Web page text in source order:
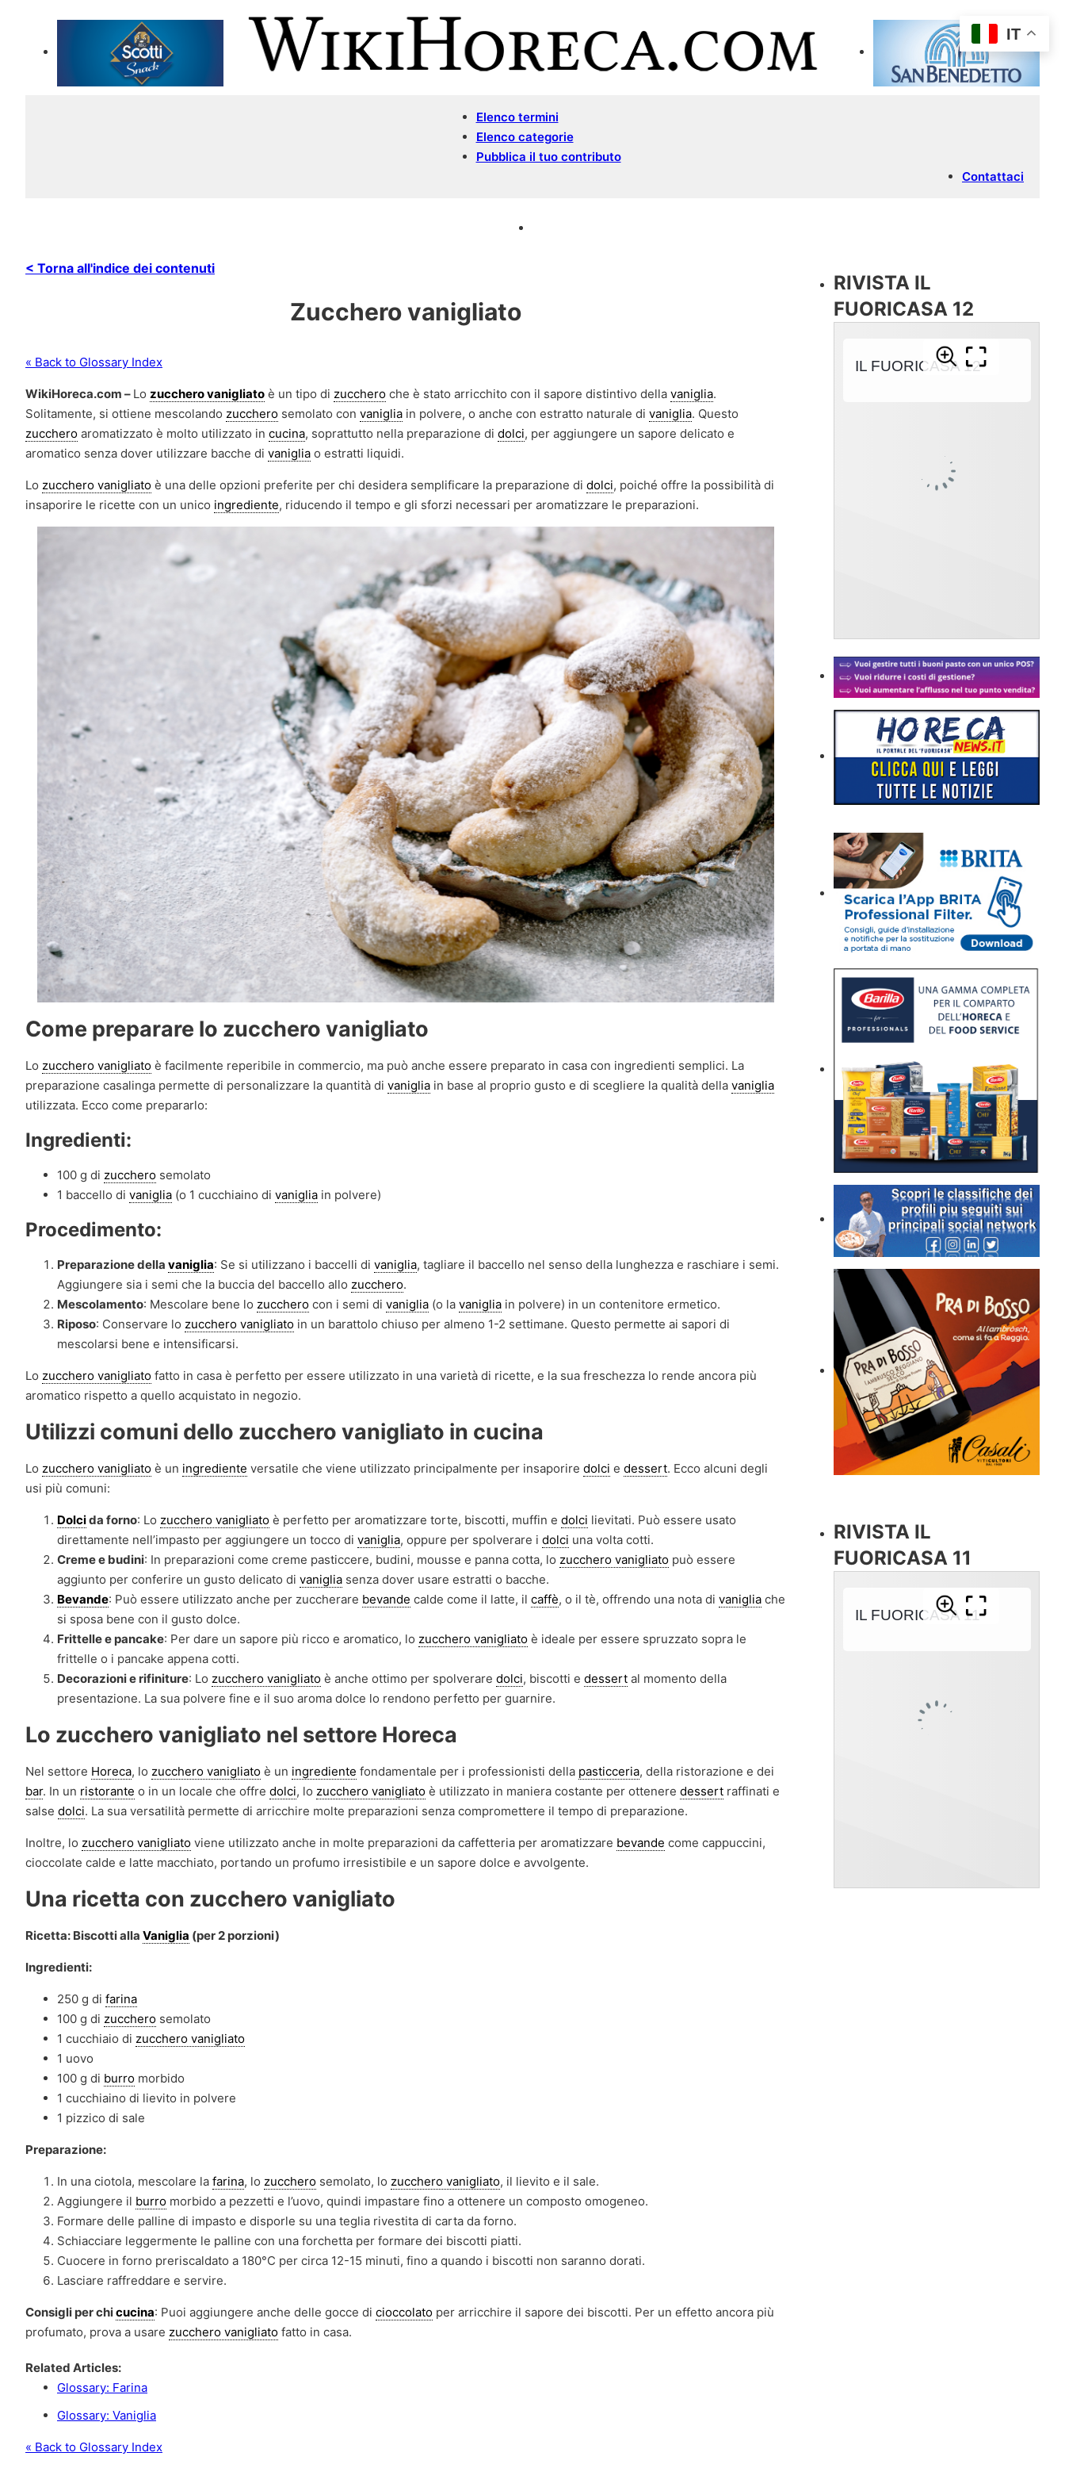
Elenco termini
Elenco categorie
Pubblica il tuo contributo
Contattaci
< Torna all'indice dei contenuti
Zucchero vanigliato
« Back to Glossary Index
WikiHoreca.com – Lo zucchero vanigliato è un tipo di zucchero che è stato arricchito con il sapore distintivo della vaniglia.
Solitamente, si ottiene mescolando zucchero semolato con vaniglia in polvere, o anche con estratto naturale di vaniglia. Questo
zucchero aromatizzato è molto utilizzato in cucina, soprattutto nella preparazione di dolci, per aggiungere un sapore delicato e
aromatico senza dover utilizzare bacche di vaniglia o estratti liquidi.
Lo zucchero vanigliato è una delle opzioni preferite per chi desidera semplificare la preparazione di dolci, poiché offre la possibilità di
insaporire le ricette con un unico ingrediente, riducendo il tempo e gli sforzi necessari per aromatizzare le preparazioni.
Come preparare lo zucchero vanigliato
Lo zucchero vanigliato è facilmente reperibile in commercio, ma può anche essere preparato in casa con ingredienti semplici. La
preparazione casalinga permette di personalizzare la quantità di vaniglia in base al proprio gusto e di scegliere la qualità della vaniglia
utilizzata. Ecco come prepararlo:
Ingredienti:
100 g di zucchero semolato
1 baccello di vaniglia (o 1 cucchiaino di vaniglia in polvere)
Procedimento:
Preparazione della vaniglia: Se si utilizzano i baccelli di vaniglia, tagliare il baccello nel senso della lunghezza e raschiare i semi.
Aggiungere sia i semi che la buccia del baccello allo zucchero.
Mescolamento: Mescolare bene lo zucchero con i semi di vaniglia (o la vaniglia in polvere) in un contenitore ermetico.
Riposo: Conservare lo zucchero vanigliato in un barattolo chiuso per almeno 1-2 settimane. Questo permette ai sapori di
mescolarsi bene e intensificarsi.
Lo zucchero vanigliato fatto in casa è perfetto per essere utilizzato in una varietà di ricette, e la sua freschezza lo rende ancora più
aromatico rispetto a quello acquistato in negozio.
Utilizzi comuni dello zucchero vanigliato in cucina
Lo zucchero vanigliato è un ingrediente versatile che viene utilizzato principalmente per insaporire dolci e dessert. Ecco alcuni degli
usi più comuni:
Dolcida forno: Lo zucchero vanigliato è perfetto per aromatizzare torte, biscotti, muffin e dolci lievitati. Può essere usato
direttamente nell’impasto per aggiungere un tocco di vaniglia, oppure per spolverare i dolci una volta cotti.
Creme e budini: In preparazioni come creme pasticcere, budini, mousse e panna cotta, lo zucchero vanigliato può essere
aggiunto per conferire un gusto delicato di vaniglia senza dover usare estratti o bacche.
Bevande: Può essere utilizzato anche per zuccherare bevande calde come il latte, il caffè, o il tè, offrendo una nota di vaniglia che
si sposa bene con il gusto dolce.
Frittelle e pancake: Per dare un sapore più ricco e aromatico, lo zucchero vanigliato è ideale per essere spruzzato sopra le
frittelle o i pancake appena cotti.
Decorazioni e rifiniture: Lo zucchero vanigliato è anche ottimo per spolverare dolci, biscotti e dessert al momento della
presentazione. La sua polvere fine e il suo aroma dolce lo rendono perfetto per guarnire.
Lo zucchero vanigliato nel settore Horeca
Nel settore Horeca, lo zucchero vanigliato è un ingrediente fondamentale per i professionisti della pasticceria, della ristorazione e dei
bar. In un ristorante o in un locale che offre dolci, lo zucchero vanigliato è utilizzato in maniera costante per ottenere dessert raffinati e
salse dolci. La sua versatilità permette di arricchire molte preparazioni senza compromettere il tempo di preparazione.
Inoltre, lo zucchero vanigliato viene utilizzato anche in molte preparazioni da caffetteria per aromatizzare bevande come cappuccini,
cioccolate calde e latte macchiato, portando un profumo irresistibile e un sapore dolce e avvolgente.
Una ricetta con zucchero vanigliato
Ricetta: Biscotti alla Vaniglia (per 2 porzioni)
Ingredienti:
250 g di farina
100 g di zucchero semolato
1 cucchiaio di zucchero vanigliato
1 uovo
100 g di burro morbido
1 cucchiaino di lievito in polvere
1 pizzico di sale
Preparazione:
In una ciotola, mescolare la farina, lo zucchero semolato, lo zucchero vanigliato, il lievito e il sale.
Aggiungere il burro morbido a pezzetti e l’uovo, quindi impastare fino a ottenere un composto omogeneo.
Formare delle palline di impasto e disporle su una teglia rivestita di carta da forno.
Schiacciare leggermente le palline con una forchetta per formare dei biscotti piatti.
Cuocere in forno preriscaldato a 180°C per circa 12-15 minuti, fino a quando i biscotti non saranno dorati.
Lasciare raffreddare e servire.
Consigli per chicucina: Puoi aggiungere anche delle gocce di cioccolato per arricchire il sapore dei biscotti. Per un effetto ancora più
profumato, prova a usare zucchero vanigliato fatto in casa.
Related Articles:
Glossary: Farina
Glossary: Vaniglia
« Back to Glossary Index
RIVISTA IL
FUORICASA 12
RIVISTA IL
FUORICASA 11
IT